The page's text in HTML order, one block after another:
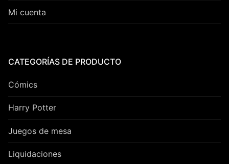
Mi cuenta
CATEGORÍAS DE PRODUCTO
Cómics
Harry Potter
Juegos de mesa
Liquidaciones